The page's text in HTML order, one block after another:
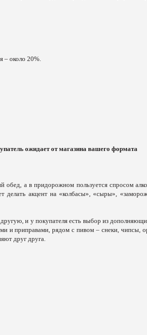
– около 20%.
ожидает от магазина вашего формата
обед, а в придорожном пользуется спросом
делать акцент на «колбасы», «сыры»,
и у покупателя есть выбор из
и приправами, рядом с пивом – снеки, чипсы,
друг друга.